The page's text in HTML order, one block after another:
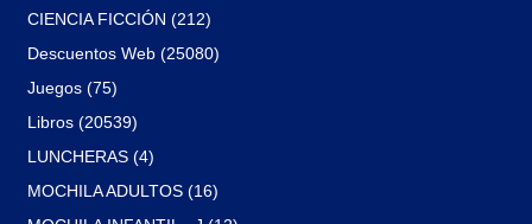
CIENCIA FICCIÓN (212)
Descuentos Web (25080)
Juegos (75)
Libros (20539)
LUNCHERAS (4)
MOCHILA ADULTOS (16)